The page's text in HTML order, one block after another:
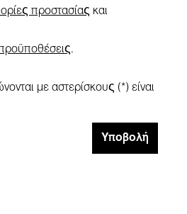
προστασίας και
.
με αστερίσκους (*) είναι
Υποβολή